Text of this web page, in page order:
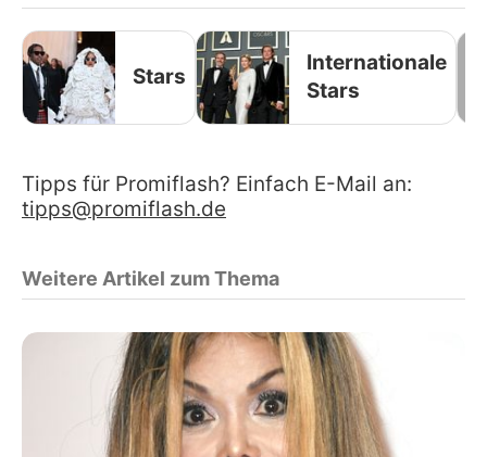
Stars
Internationale
Stars
Tipps für Promiflash? Einfach E-Mail an:
tipps@promiflash.de
Weitere Artikel zum Thema